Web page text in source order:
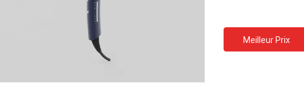
Meilleur Prix